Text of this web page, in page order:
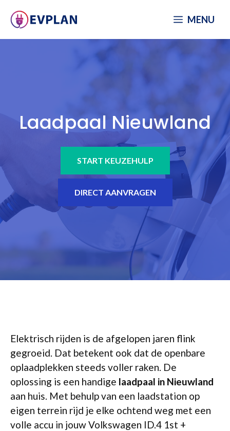
naar
MENU
Laadpaal Nieuwland
START KEUZEHULP
DIRECT AANVRAGEN
Elektrisch rijden is de afgelopen jaren flink
gegroeid. Dat betekent ook dat de openbare
oplaadplekken steeds voller raken. De
oplossing is een handige laadpaal in Nieuwland
aan huis. Met behulp van een laadstation op
eigen terrein rijd je elke ochtend weg met een
volle accu in jouw Volkswagen ID.4 1st +